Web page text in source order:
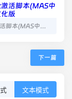
Microsoft激活脚本(MAS中文版) v3.7 汉化版
下一篇
文本模式